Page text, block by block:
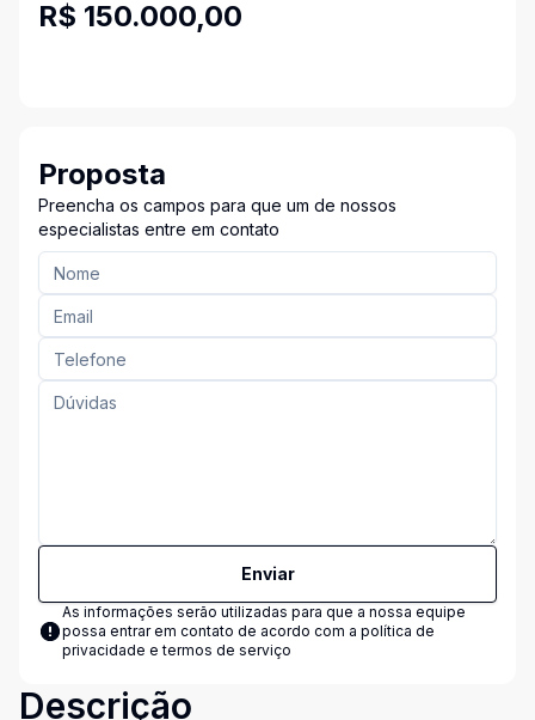
R$ 150.000,00
Proposta
Preencha os campos para que um de nossos
especialistas entre em contato
Enviar
As informações serão utilizadas para que a nossa equipe
possa entrar em contato de acordo com a política de
privacidade e termos de serviço
Descrição